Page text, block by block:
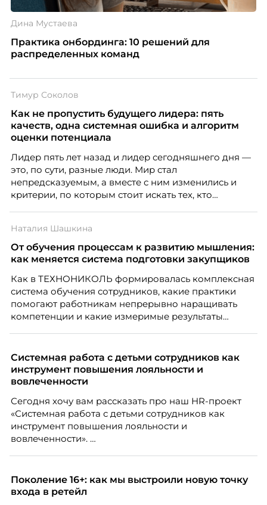
Дина Мустаева
Практика онбординга: 10 решений для
распределенных команд
Тимур Соколов
Как не пропустить будущего лидера: пять
качеств, одна системная ошибка и алгоритм
оценки потенциала
Лидер пять лет назад и лидер сегодняшнего дня —
это, по сути, разные люди. Мир стал
непредсказуемым, а вместе с ним изменились и
критерии, по которым стоит искать тех, кто
«свадебного генерала», почему стандартные
системы оценки часто упускают самых талантливых
людей и как выявить лидерский потенциал ещё до
Тимур Соколов, ключевой эксперт по
стратегическому развитию и формированию
культуры лидерства в организациях.
Наталия Шашкина
От обучения процессам к развитию мышления:
как меняется система подготовки закупщиков
Как в ТЕХНОНИКОЛЬ формировалась комплексная
система обучения сотрудников, какие практики
помогают работникам непрерывно наращивать
компетенции и какие измеримые результаты
закупкам направления «Минеральная изоляция»
компании ТЕХНОНИКОЛЬ.
Системная работа с детьми сотрудников как
инструмент повышения лояльности и
вовлеченности
Сегодня хочу вам рассказать про наш HR-проект
«Системная работа с детьми сотрудников как
инструмент повышения лояльности и
вовлеченности».
Поколение 16+: как мы выстроили новую точку
входа в ретейл